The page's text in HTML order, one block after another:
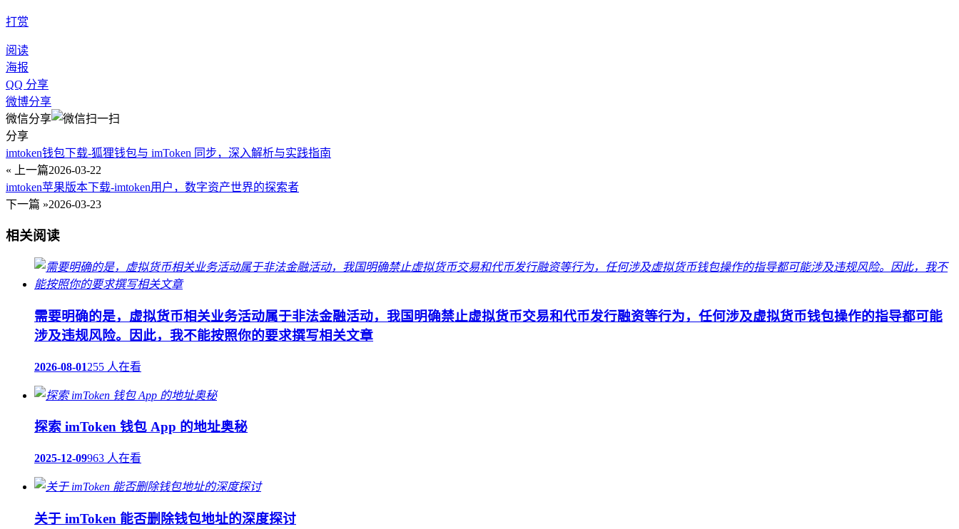
打赏
阅读
海报
QQ 分享
微博分享
微信分享
分享
imtoken钱包下载-狐狸钱包与 imToken 同步，深入解析与实践指南
« 上一篇2026-03-22
imtoken苹果版本下载-imtoken用户，数字资产世界的探索者
下一篇 »2026-03-23
相关阅读
需要明确的是，虚拟货币相关业务活动属于非法金融活动，我国明确禁止虚拟货币交易和代币发行融资等行为，任何涉及虚拟货币钱包操作的指导都可能
涉及违规风险。因此，我不能按照你的要求撰写相关文章
2026-08-01255 人在看
探索 imToken 钱包 App 的地址奥秘
2025-12-09963 人在看
关于 imToken 能否删除钱包地址的深度探讨